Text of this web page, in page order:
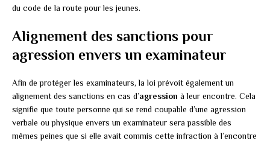
du code de la route pour les jeunes.
Alignement des sanctions pour
agression envers un examinateur
Afin de protéger les examinateurs, la loi prévoit également un
alignement des sanctions en cas d’agression à leur encontre. Cela
signifie que toute personne qui se rend coupable d’une agression
verbale ou physique envers un examinateur sera passible des
mêmes peines que si elle avait commis cette infraction à l’encontre